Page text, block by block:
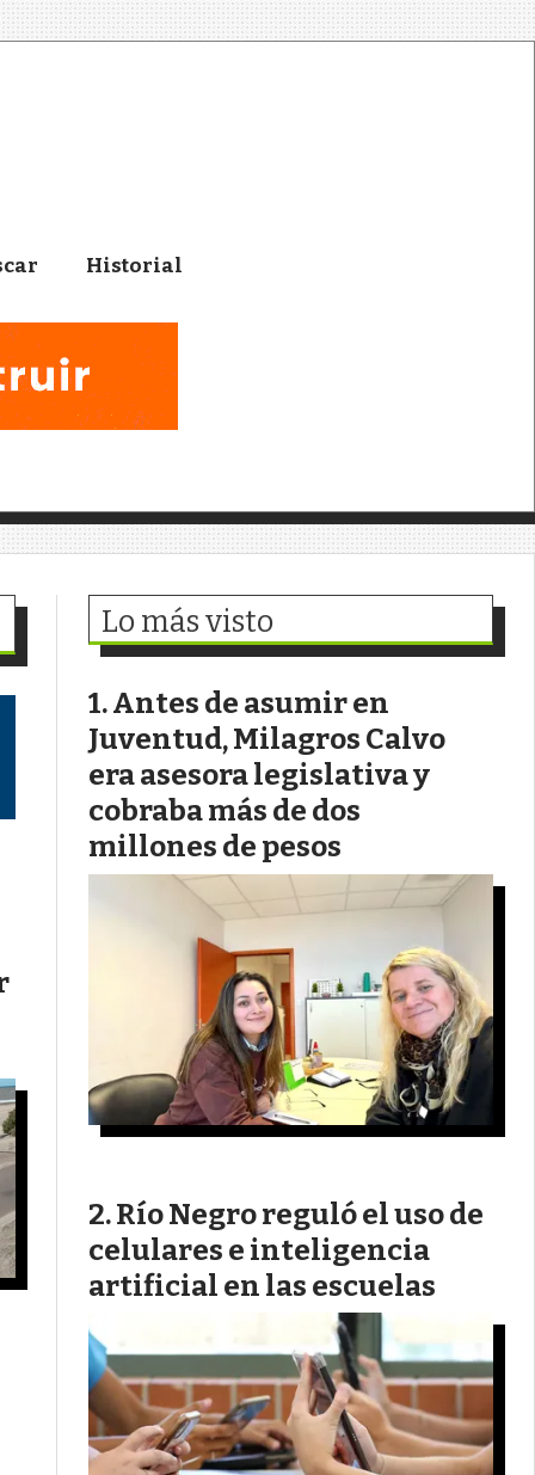
Historial
Lo más visto
Antes de asumir en
Juventud, Milagros Calvo
era asesora legislativa y
cobraba más de dos
millones de pesos
Río Negro reguló el uso de
celulares e inteligencia
artificial en las escuelas